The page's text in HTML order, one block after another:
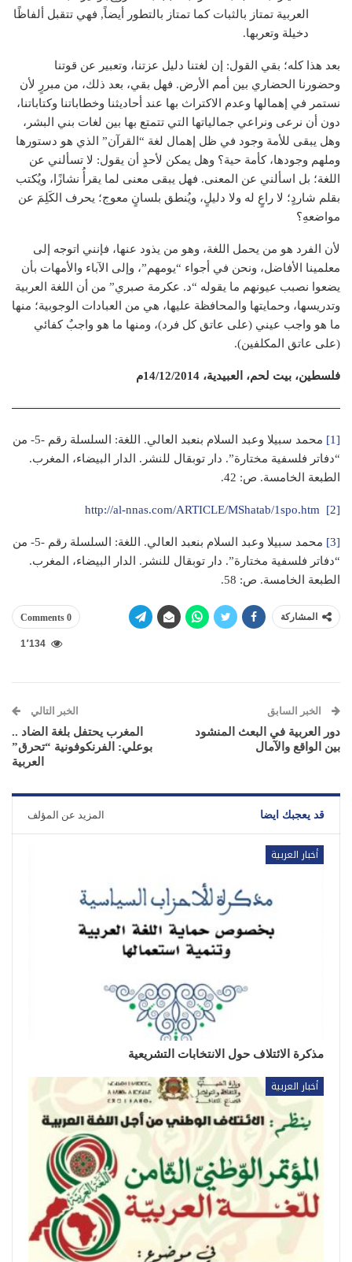
العربية تمتاز بالثبات كما تمتاز بالتطور أيضاً, فهي تتقبل ألفاظًا
دخيلة وتعربها.
بعد هذا كله؛ بقي القول: إن لغتنا دليل عزتنا، وتعبير عن قوتنا
وحضورنا الحضاري بين أمم الأرض. فهل بقي، بعد ذلك، من مبررٍ لأن
نستمر في إهمالها وعدم الاكتراث بها عند أحاديثنا وخطاباتنا وكتاباتنا،
دون أن نرعى ونراعي جمالياتها التي تتمتع بها بين لغات بني البشر،
وهل يبقى للأمة وجود في ظل إهمال لغة “القرآن” الذي هو دستورها
وملهم وجودها، كأمة حية؟ وهل يمكن لأحدٍ أن يقول: لا تسألني عن
اللغة؛ بل اسألني عن المعنى. فهل يبقى معنى لما يقرأُ نشازًا، ويُكتب
بقلم شاردٍ؛ لا راعٍ له ولا دليلٍ، ويُنطق بلسانٍ معوج؛ يحرف الكَلِمَ عن
مواضعهِ؟
لأن الفرد هو من يحمل اللغة، وهو من يذود عنها، فإنني اتوجه إلى
معلمينا الأفاضل، ونحن في أجواء “يومهم”، وإلى الآباء والأمهات بأن
يضعوا نصبب عيونهم ما يقوله “د. عكرمة صبري” من أن اللغة العربية
وتدريسها، وحمايتها والمحافظة عليها، هي من العبادات الوجوبية؛ منها
ما هو واجب عيني (على عاتق كل فرد)، ومنها ما هو واجبٌ كفائي
(على عاتق المكلفين).
فلسطين، بيت لحم، العبيدية، 14/12/2014م
[1]
محمد سبيلا وعبد السلام بنعبد العالي. اللغة: السلسلة رقم -5- من
“دفاتر فلسفية مختارة”. دار توبقال للنشر. الدار البيضاء، المغرب.
الطبعة الخامسة. ص: 42.
[2]
http://al-nnas.com/ARTICLE/MShatab/1spo.htm
[3]
محمد سبيلا وعبد السلام بنعبد العالي. اللغة: السلسلة رقم -5- من
“دفاتر فلسفية مختارة”. دار توبقال للنشر. الدار البيضاء، المغرب.
الطبعة الخامسة. ص: 58.
المشاركة 0 Comments
1٬134
الخبر السابق
دور العربية في البعث المنشود
بين الواقع والآمال
الخبر التالي
المغرب يحتفل بلغة الضاد ..
بوعلي: الفرنكوفونية “تحرق”
العربية
قد يعجبك ايضا المزيد عن المؤلف
أخبار العربية
مذكرة الائتلاف حول الانتخابات التشريعية
أخبار العربية